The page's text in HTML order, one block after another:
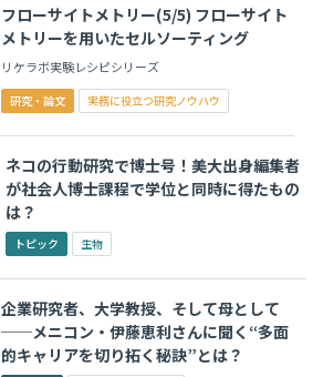
フローサイトメトリー(5/5) フローサイト
メトリーを用いたセルソーティング
リケラボ実験レシピシリーズ
研究・論文 実務に役立つ研究ノウハウ
ネコの行動研究で博士号！美大出身編集者
が社会人博士課程で学位と同時に得たもの
は？
トピック 生物
企業研究者、大学教授、そして母として
──メニコン・伊藤恵利さんに聞く“多面
的キャリアを切り拓く秘訣”とは？